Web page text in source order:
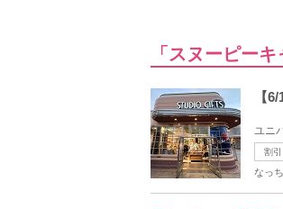
「スヌーピー
【
ユニ
割引
なっ